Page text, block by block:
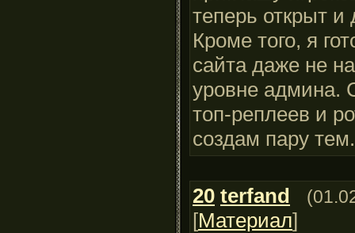
теперь открыт и
Кроме того, я
сайта даже не
уровне админа.
топ-реплеев и
создам пару тем.
20 terfand
[Материал]